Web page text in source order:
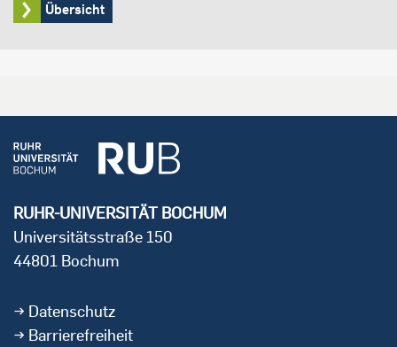
Übersicht
RUHR-UNIVERSITÄT BOCHUM
Universitätsstraße 150
44801 Bochum
Datenschutz
Barrierefreiheit